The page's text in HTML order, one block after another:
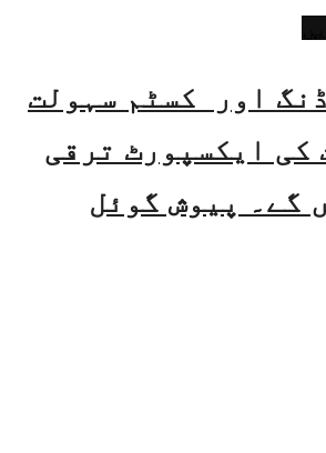
بلڈنگ اور کسٹم سہولت
کی ایکسپورٹ ترقی
گے۔ پیوش گوئل